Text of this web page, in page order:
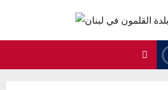
content